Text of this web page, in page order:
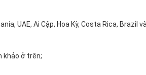
UAE, Ai Cập, Hoa Kỳ, Costa Rica, Brazil
khảo ở trên;